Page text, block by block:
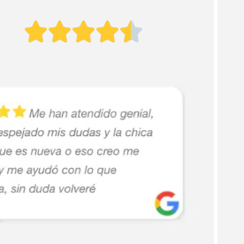
